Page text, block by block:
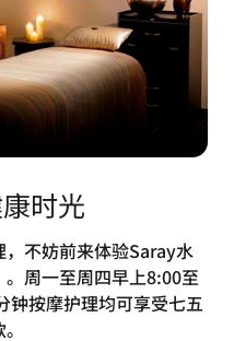
时光
不妨前来体验Saray水
周一至周四早上8:00至
钟按摩护理均可享受七五